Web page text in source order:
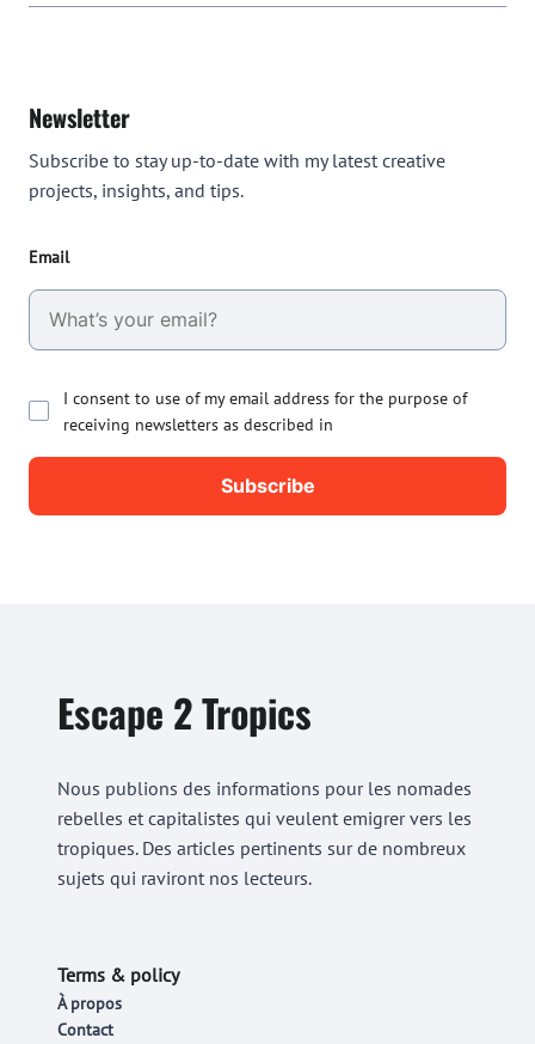
Newsletter
Subscribe to stay up-to-date with my latest creative
projects, insights, and tips.
Email
I consent to use of my email address for the purpose of
receiving newsletters as described in
Escape 2 Tropics
Nous publions des informations pour les nomades
rebelles et capitalistes qui veulent emigrer vers les
tropiques. Des articles pertinents sur de nombreux
sujets qui raviront nos lecteurs.
Terms & policy
À propos
Contact